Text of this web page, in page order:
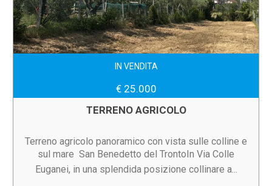
IN VENDITA
€ 25.000
TERRENO AGRICOLO
Terreno agricolo panoramico con vista sulle colline e
sul mare  San Benedetto del TrontoIn Via Colle
Euganei, in una splendida posizione collinare a...